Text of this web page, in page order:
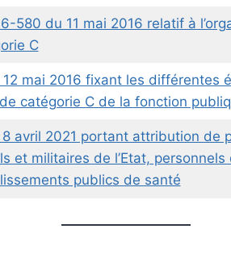
580 du 11 mai 2016 relatif à
C
mai 2016 fixant les différentes
catégorie C de la fonction
avril 2021 portant attribution de
et militaires de l’Etat,
publics de santé